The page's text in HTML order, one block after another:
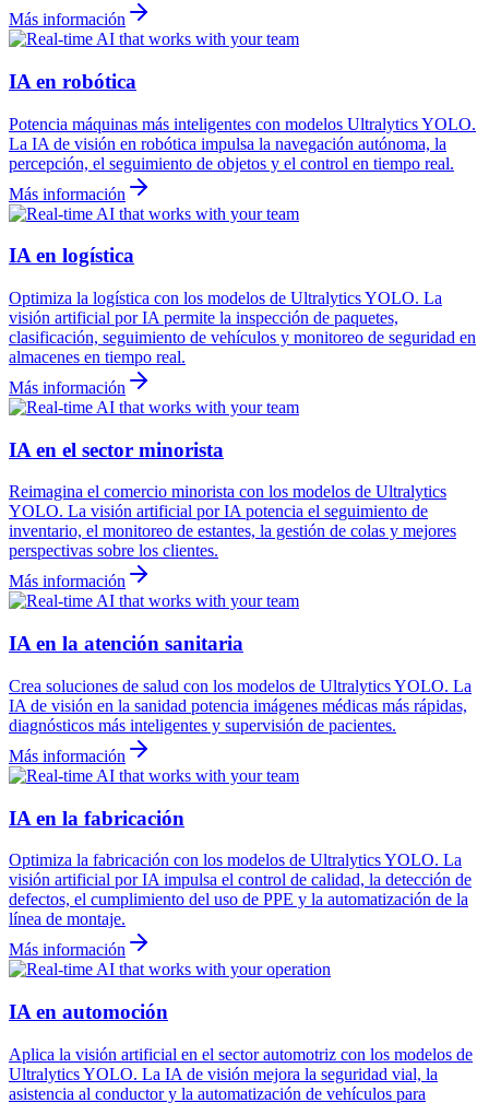
Más información
IA en robótica
Potencia máquinas más inteligentes con modelos Ultralytics YOLO.
La IA de visión en robótica impulsa la navegación autónoma, la
percepción, el seguimiento de objetos y el control en tiempo real.
Más información
IA en logística
Optimiza la logística con los modelos de Ultralytics YOLO. La
visión artificial por IA permite la inspección de paquetes,
clasificación, seguimiento de vehículos y monitoreo de seguridad en
almacenes en tiempo real.
Más información
IA en el sector minorista
Reimagina el comercio minorista con los modelos de Ultralytics
YOLO. La visión artificial por IA potencia el seguimiento de
inventario, el monitoreo de estantes, la gestión de colas y mejores
perspectivas sobre los clientes.
Más información
IA en la atención sanitaria
Crea soluciones de salud con los modelos de Ultralytics YOLO. La
IA de visión en la sanidad potencia imágenes médicas más rápidas,
diagnósticos más inteligentes y supervisión de pacientes.
Más información
IA en la fabricación
Optimiza la fabricación con los modelos de Ultralytics YOLO. La
visión artificial por IA impulsa el control de calidad, la detección de
defectos, el cumplimiento del uso de PPE y la automatización de la
línea de montaje.
Más información
IA en automoción
Aplica la visión artificial en el sector automotriz con los modelos de
Ultralytics YOLO. La IA de visión mejora la seguridad vial, la
asistencia al conductor y la automatización de vehículos para